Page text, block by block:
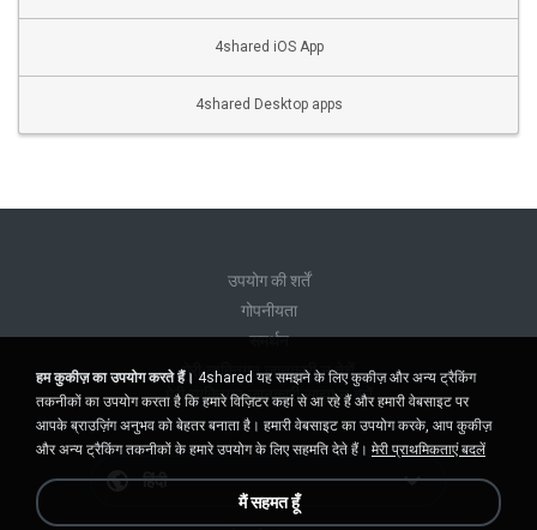
4shared iOS App
4shared Desktop apps
उपयोग की शर्तें
गोपनीयता
समर्थन
मेरी व्यक्तिगत जानकारी न बेचें
मेरी व्यक्तिगत जानकारी साझा न करें
हिंदी
हम कुकीज़ का उपयोग करते हैं। 4shared यह समझने के लिए कुकीज़ और अन्य ट्रैकिंग
तकनीकों का उपयोग करता है कि हमारे विज़िटर कहां से आ रहे हैं और हमारी वेबसाइट पर
आपके ब्राउज़िंग अनुभव को बेहतर बनाता है। हमारी वेबसाइट का उपयोग करके, आप कुकीज़
और अन्य ट्रैकिंग तकनीकों के हमारे उपयोग के लिए सहमति देते हैं। मेरी प्राथमिकताएं बदलें
मैं सहमत हूँ